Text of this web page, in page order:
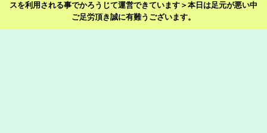
スを利用される事でかろうじて運営できています＞本日は足元が悪い中
ご足労頂き誠に有難うございます。